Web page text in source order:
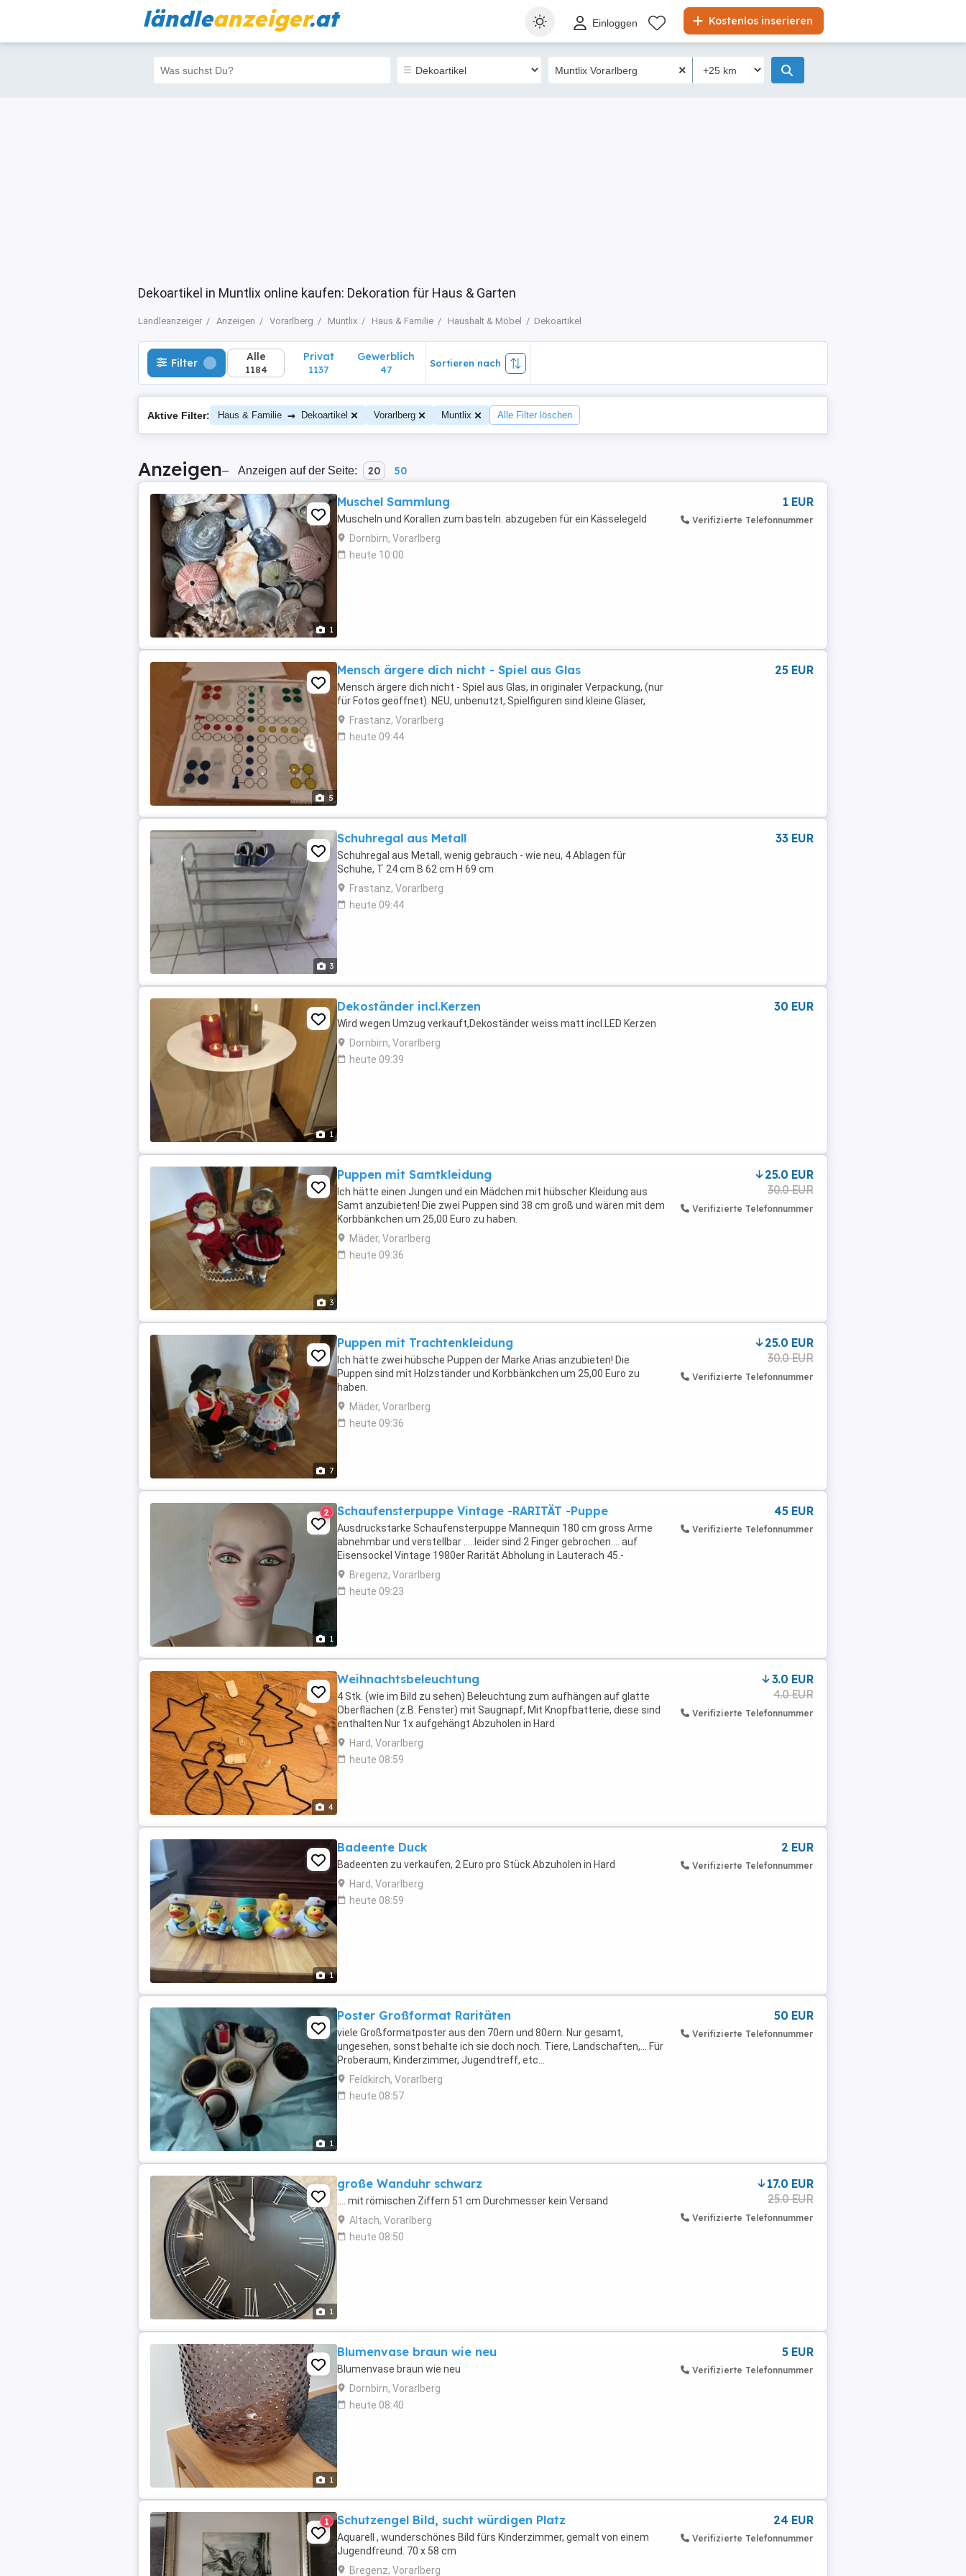
ländleanzeiger.at Kostenlos inserieren
Einloggen
Dekoartikel in Muntlix online kaufen: Dekoration für Haus & Garten
Ländleanzeiger Anzeigen Vorarlberg Muntlix Haus & Familie Haushalt & Möbel Dekoartikel
Filter Alle
1184
Privat
1137
Filter Alle
1184
Privat
1137
Gewerblich
47
Sortieren nach
Aktive Filter: Haus & Familie → Dekoartikel Vorarlberg Muntlix Alle Filter löschen
Anzeigen– Anzeigen auf der Seite: 20 50
1
Muschel Sammlung
Muscheln und Korallen zum basteln. abzugeben für ein Kässelegeld
Dornbirn, Vorarlberg
heute 10:00
1 EUR
Verifizierte Telefonnummer
5
Mensch ärgere dich nicht - Spiel aus Glas
Mensch ärgere dich nicht - Spiel aus Glas, in originaler Verpackung, (nur
für Fotos geöffnet). NEU, unbenutzt, Spielfiguren sind kleine Gläser,
Frastanz, Vorarlberg
heute 09:44
25 EUR
3
Schuhregal aus Metall
Schuhregal aus Metall, wenig gebrauch - wie neu, 4 Ablagen für
Schuhe, T 24 cm B 62 cm H 69 cm
Frastanz, Vorarlberg
heute 09:44
33 EUR
1
Dekoständer incl.Kerzen
Wird wegen Umzug verkauft,Dekoständer weiss matt incl.LED Kerzen
Dornbirn, Vorarlberg
heute 09:39
30 EUR
3
Puppen mit Samtkleidung
Ich hätte einen Jungen und ein Mädchen mit hübscher Kleidung aus
Samt anzubieten! Die zwei Puppen sind 38 cm groß und wären mit dem
Korbbänkchen um 25,00 Euro zu haben.
Mäder, Vorarlberg
heute 09:36
25.0 EUR
30.0 EUR
Verifizierte Telefonnummer
7
Puppen mit Trachtenkleidung
Ich hätte zwei hübsche Puppen der Marke Arias anzubieten! Die
Puppen sind mit Holzständer und Korbbänkchen um 25,00 Euro zu
haben.
Mäder, Vorarlberg
heute 09:36
25.0 EUR
30.0 EUR
Verifizierte Telefonnummer
1
2 Schaufensterpuppe Vintage -RARITÄT -Puppe
Ausdruckstarke Schaufensterpuppe Mannequin 180 cm gross Arme
abnehmbar und verstellbar .....leider sind 2 Finger gebrochen.... auf
Eisensockel Vintage 1980er Rarität Abholung in Lauterach 45.-
Bregenz, Vorarlberg
heute 09:23
45 EUR
Verifizierte Telefonnummer
4
Weihnachtsbeleuchtung
4 Stk. (wie im Bild zu sehen) Beleuchtung zum aufhängen auf glatte
Oberflächen (z.B. Fenster) mit Saugnapf, Mit Knopfbatterie, diese sind
enthalten Nur 1x aufgehängt Abzuholen in Hard
Hard, Vorarlberg
heute 08:59
3.0 EUR
4.0 EUR
Verifizierte Telefonnummer
1
Badeente Duck
Badeenten zu verkaufen, 2 Euro pro Stück Abzuholen in Hard
Hard, Vorarlberg
heute 08:59
2 EUR
Verifizierte Telefonnummer
1
Poster Großformat Raritäten
viele Großformatposter aus den 70ern und 80ern. Nur gesamt,
ungesehen, sonst behalte ich sie doch noch. Tiere, Landschaften,... Für
Proberaum, Kinderzimmer, Jugendtreff, etc...
Feldkirch, Vorarlberg
heute 08:57
50 EUR
Verifizierte Telefonnummer
1
große Wanduhr schwarz
.... mit römischen Ziffern 51 cm Durchmesser kein Versand
Altach, Vorarlberg
heute 08:50
17.0 EUR
25.0 EUR
Verifizierte Telefonnummer
1
Blumenvase braun wie neu
Blumenvase braun wie neu
Dornbirn, Vorarlberg
heute 08:40
5 EUR
Verifizierte Telefonnummer
1 Schutzengel Bild, sucht würdigen Platz
Aquarell , wunderschönes Bild fürs Kinderzimmer, gemalt von einem
Jugendfreund. 70 x 58 cm
Bregenz, Vorarlberg
24 EUR
Verifizierte Telefonnummer